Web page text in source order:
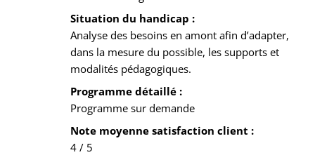
Situation du handicap :
Analyse des besoins en amont afin d’adapter,
dans la mesure du possible, les supports et
modalités pédagogiques.
Programme détaillé :
Programme sur demande
Note moyenne satisfaction client :
4 / 5